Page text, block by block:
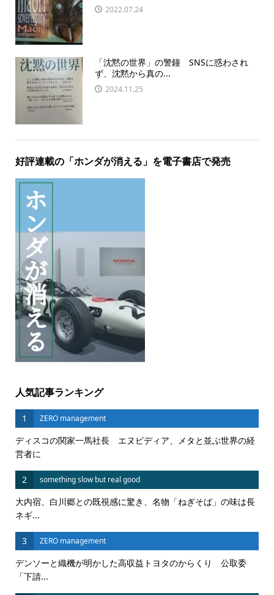
2022.07.24
「沈黙の世界」の警鐘 SNSに惑わされ
ず、沈黙から真の...
2024.11.25
好評連載の「ホンダが消える」を電子書店で発売
人気記事ランキング
1 ZERO management
ディスコの関家一馬社長 エヌビディア、メタと並ぶ世界の経
営者に
2 something slow but real good
大内宿、白川郷との既視感に驚き、名物「ねぎそば」の味は長
ネギ...
3 ZERO management
デンソーと織機が明かした高収益トヨタのからくり 公取委
「下請...